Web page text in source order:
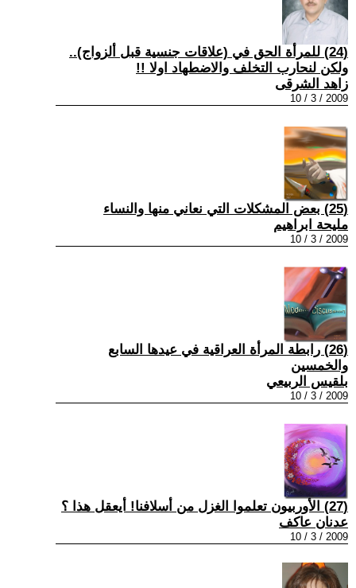
(24) للمرأة الحق في (علاقات جنسية قبل ألزواج)..
ولكن لنحارب التخلف والاضطهاد اولا !!
زاهد الشرقى
2009 / 3 / 10
(25) بعض المشكلات التي نعاني منها والنساء
مليحة ابراهيم
2009 / 3 / 10
(26) رابطة المرأة العراقية في عيدها السابع
والخمسين
بلقيس الربيعي
2009 / 3 / 10
(27) الأوربيون تعلموا الغزل من أسلافنا! أيعقل هذا ؟
عدنان عاكف
2009 / 3 / 10